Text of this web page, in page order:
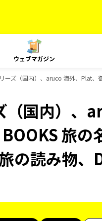
ウェブマガジン
ーズ（国内）、aruco 海外、Plat、
（国内）、
旅の
の読み物